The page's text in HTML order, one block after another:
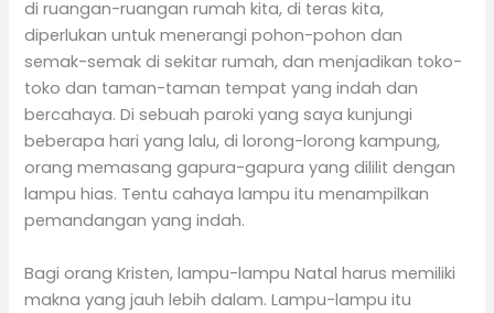
di ruangan-ruangan rumah kita, di teras kita,
diperlukan untuk menerangi pohon-pohon dan
semak-semak di sekitar rumah, dan menjadikan toko-
toko dan taman-taman tempat yang indah dan
bercahaya. Di sebuah paroki yang saya kunjungi
beberapa hari yang lalu, di lorong-lorong kampung,
orang memasang gapura-gapura yang dililit dengan
lampu hias. Tentu cahaya lampu itu menampilkan
pemandangan yang indah.
Bagi orang Kristen, lampu-lampu Natal harus memiliki
makna yang jauh lebih dalam. Lampu-lampu itu